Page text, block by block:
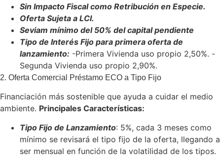
Sin Impacto Fiscal como Retribución en Especie.
Oferta Sujeta a LCI.
Seviam mínimo del 50% del capital pendiente
Tipo de Interés Fijo para primera oferta de
lanzamiento: -Primera Vivienda uso propio 2,50%. -
Segunda Vivienda uso propio 2,90%.
2. Oferta Comercial Préstamo ECO a Tipo Fijo
Financiación más sostenible que ayuda a cuidar el medio
ambiente. Principales Características:
Tipo Fijo de Lanzamiento: 5%, cada 3 meses como
mínimo se revisará el tipo fijo de la oferta, llegando a
ser mensual en función de la volatilidad de los tipos.